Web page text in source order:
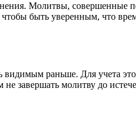
Молитвы, совершенные
быть уверенным, что
видимым раньше. Для учета
завершать молитву до